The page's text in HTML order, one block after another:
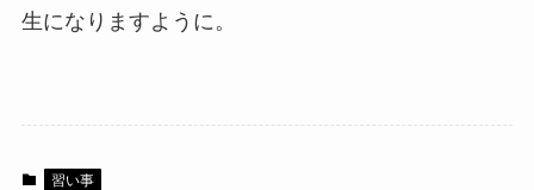
生になりますように。
習い事